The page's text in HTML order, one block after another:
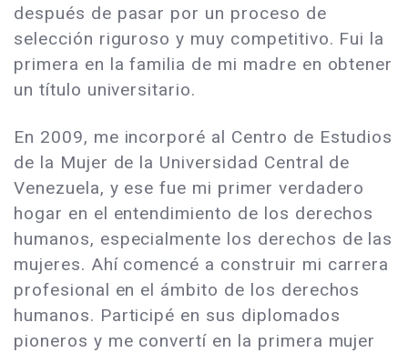
después de pasar por un proceso de
selección riguroso y muy competitivo. Fui la
primera en la familia de mi madre en obtener
un título universitario.
En 2009, me incorporé al Centro de Estudios
de la Mujer de la Universidad Central de
Venezuela, y ese fue mi primer verdadero
hogar en el entendimiento de los derechos
humanos, especialmente los derechos de las
mujeres. Ahí comencé a construir mi carrera
profesional en el ámbito de los derechos
humanos. Participé en sus diplomados
pioneros y me convertí en la primera mujer